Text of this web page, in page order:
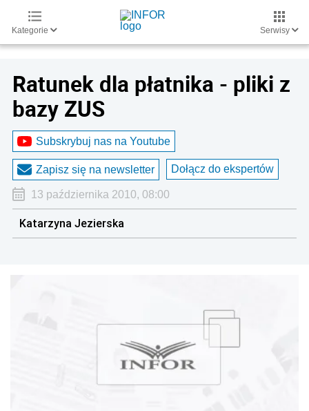
Kategorie Serwisy
Ratunek dla płatnika - pliki z
bazy ZUS
Subskrybuj nas na Youtube
Zapisz się na newsletter Dołącz do ekspertów
13 października 2010, 08:00
Katarzyna Jezierska